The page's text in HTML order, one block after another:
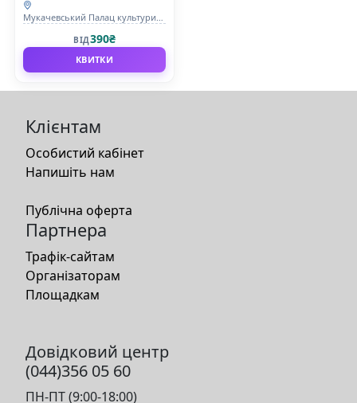
Мукачевський Палац культури
ВІД390₴
КВИТКИ
Клієнтам
Особистий кабінет
Напишіть нам
Публічна оферта
Партнера
Трафік-сайтам
Організаторам
Площадкам
Довідковий центр
(044)356 05 60
ПН-ПТ (9:00-18:00)